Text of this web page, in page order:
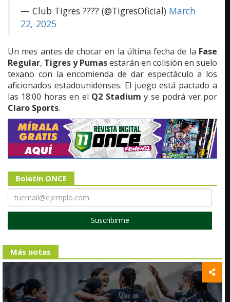
— Club Tigres ???? (@TigresOficial) March
22, 2025
Un mes antes de chocar en la última fecha de la Fase
Regular, Tigres y Pumasestarán en colisión en suelo
texano con la encomienda de dar espectáculo a los
aficionados estadounidenses. El juego está pactado a
las 18:00 horas en el Q2 Stadium y se podrá ver por
Claro Sports.
Boletín ONCE
Suscribirme
Más notas